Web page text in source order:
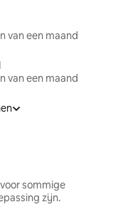
van een maand
van een maand
sommige
zijn.